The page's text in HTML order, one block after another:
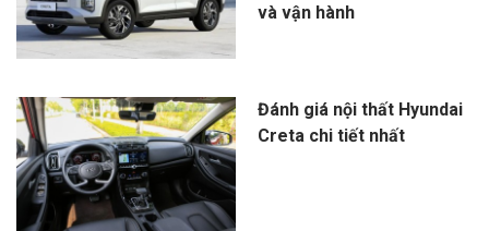
và vận hành
Đánh giá nội thất Hyundai
Creta chi tiết nhất